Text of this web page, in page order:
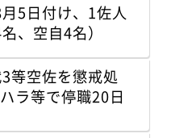
5日付け、1佐人
、空自4名）
等空佐を懲戒処
ラ等で停職20日